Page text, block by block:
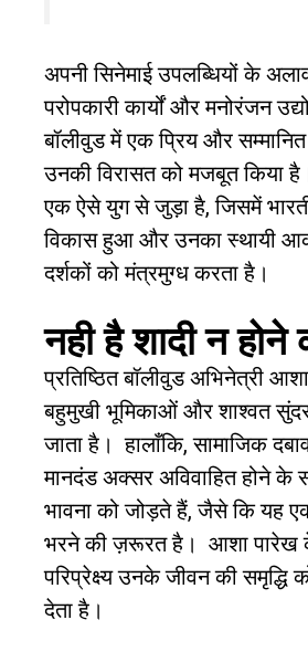
अपनी सिनेमाई उपलब्धियों के
परोपकारी कार्यों और मनोरंजन
बॉलीवुड में एक प्रिय और
उनकी विरासत को मजबूत किया
एक ऐसे युग से जुड़ा है,जिसमें
विकास हुआ और उनका स्थायी
दर्शकों को मंत्रमुग्ध करता है।
नही है शादी न
प्रतिष्ठित बॉलीवुड अभिनेत्री
बहुमुखी भूमिकाओं और शाश्वत
जाता है। हालाँकि,सामाजिक
मानदंड अक्सर अविवाहित होने के
भावना को जोड़ते हैं,जैसे कि यह
भरने की ज़रूरत है। आशा पारेख
परिप्रेक्ष्य उनके जीवन की
देता है।